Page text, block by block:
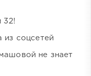
32!
из соцсетей
не знает